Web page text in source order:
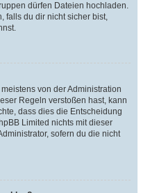
dürfen Dateien hochladen.
falls du dir nicht sicher bist,
von der Administration
Regeln verstoßen hast, kann
dass dies die Entscheidung
Limited nichts mit dieser
sofern du die nicht